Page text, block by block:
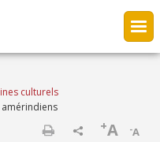
culturels
-A
+A